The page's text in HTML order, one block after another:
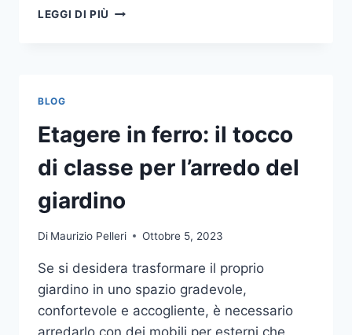
LEGGI DI PIÙ
BLOG
Etagere in ferro: il tocco
di classe per l’arredo del
giardino
Di Maurizio Pelleri Ottobre 5, 2023
Se si desidera trasformare il proprio
giardino in uno spazio gradevole,
confortevole e accogliente, è necessario
arredarlo con dei mobili per esterni che